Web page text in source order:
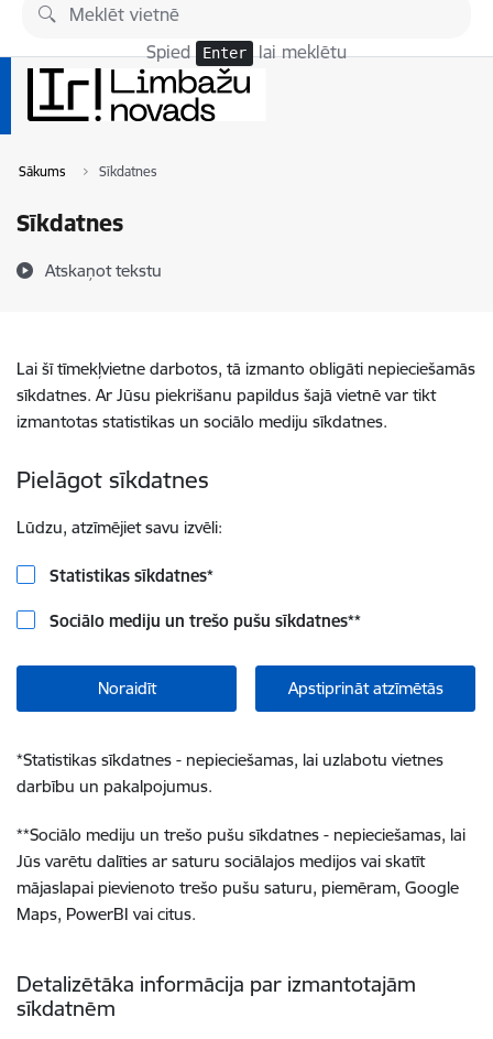
Pāriet uz lapas saturu
Spied Enter lai meklētu
Sākums Sīkdatnes
Sīkdatnes
Atskaņot tekstu
Lai šī tīmekļvietne darbotos, tā izmanto obligāti nepieciešamās
sīkdatnes. Ar Jūsu piekrišanu papildus šajā vietnē var tikt
izmantotas statistikas un sociālo mediju sīkdatnes.
Pielāgot sīkdatnes
Lūdzu, atzīmējiet savu izvēli:
Statistikas sīkdatnes*
Sociālo mediju un trešo pušu sīkdatnes**
Noraidīt Apstiprināt atzīmētās
*Statistikas sīkdatnes - nepieciešamas, lai uzlabotu vietnes
darbību un pakalpojumus.
**Sociālo mediju un trešo pušu sīkdatnes - nepieciešamas, lai
Jūs varētu dalīties ar saturu sociālajos medijos vai skatīt
mājaslapai pievienoto trešo pušu saturu, piemēram, Google
Maps, PowerBI vai citus.
Detalizētāka informācija par izmantotajām
sīkdatnēm